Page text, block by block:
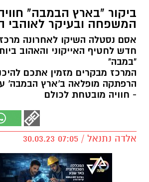
ביקור "בארץ הבמבה"
המשפחה ובעיקר לאוהבי
אסם נסטלה השיקו לאחרונה
חדש לחטיף האייקוני והאהוב
"במבה"
המרכז מבקרים מזמין אתכם
הרפתקה מופלאה ב'ארץ הבמבה'
- חוויה מובטחת לכולם
אלדה נתנאל / 07:05 30.03.23
מרכז מבקרים במבה